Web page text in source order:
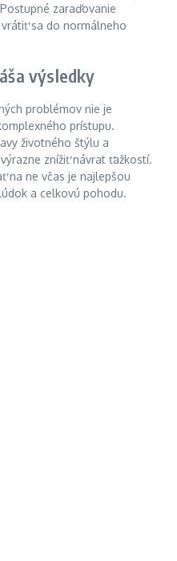
zaraďovanie
sa do normálneho
výsledky
problémov nie je
prístupu.
životného štýlu a
znížiť návrat ťažkostí.
na ne včas je najlepšou
a celkovú pohodu.